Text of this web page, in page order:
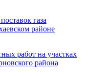
газа
районе
работ на участках
района